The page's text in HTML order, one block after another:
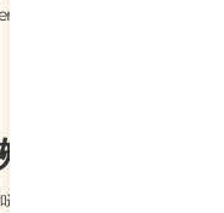
动支持课程，旨在帮助您更舒